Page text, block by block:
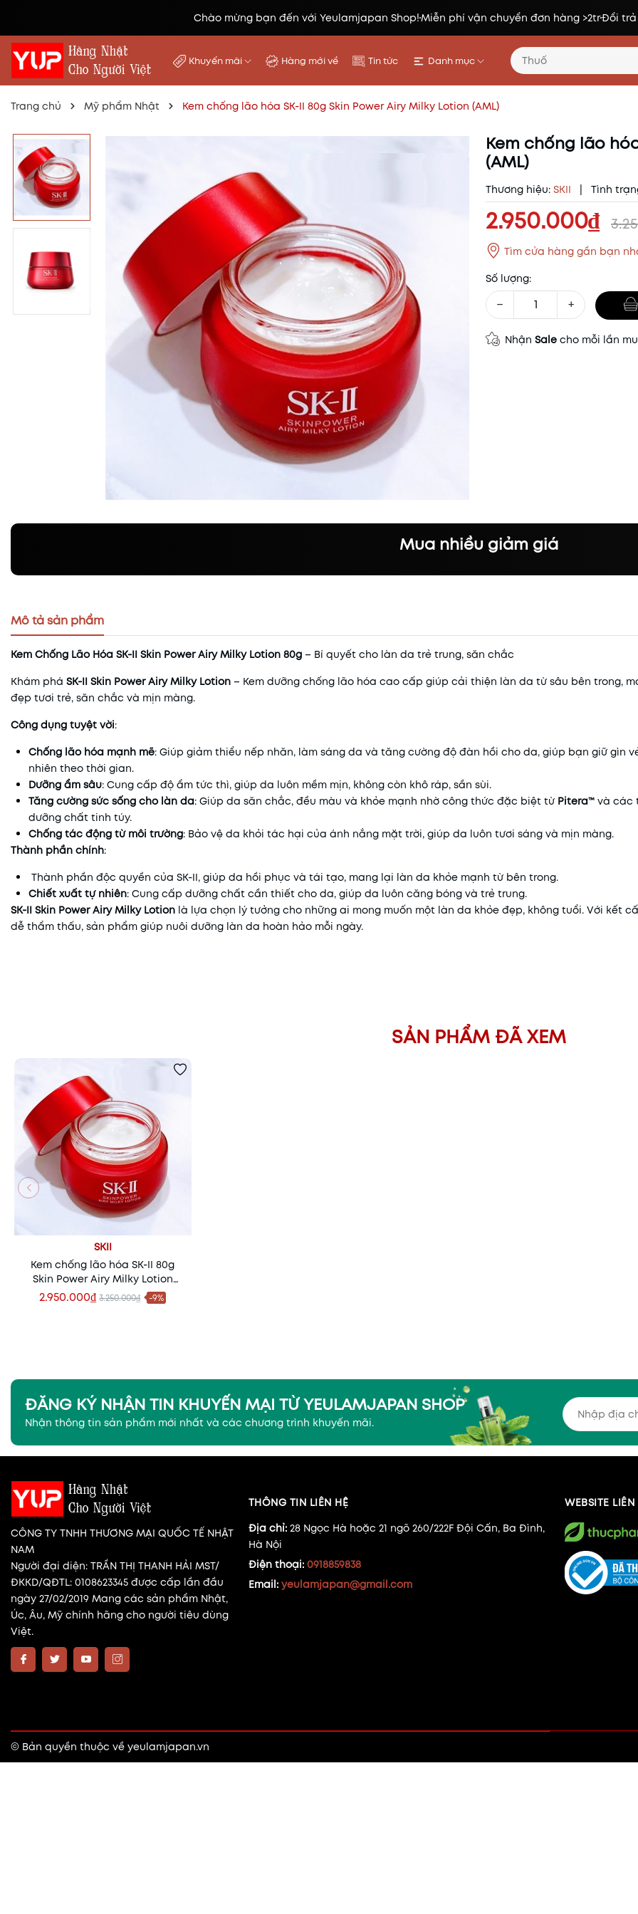
Chào mừng bạn đến với Yeulamjapan Shop!Miễn phí vận chuyển đơn hàng >2trĐổi trả
Khuyến mãi Hàng mới về Tin tức Danh mục
Trang chủ Mỹ phẩm Nhật Kem chống lão hóa SK-II 80g Skin Power Airy Milky Lotion (AML)
Kem chống lão
(AML)
Thương hiệu: SKII Tình
2.950.000₫
Tìm cửa hàng gần bạn
Số lượng:
− +
Nhận Sale cho mỗi lần
Mua nhiều giảm giá
Mã khuyến mãi:
Mô tả sản phẩm
Kem Chống Lão Hóa SK-II Skin Power Airy Milky Lotion 80g – Bí quyết cho làn da trẻ trung, săn chắc
Khám phá SK-II Skin Power Airy Milky Lotion – Kem dưỡng chống lão hóa cao cấp giúp cải thiện làn da từ sâu bên trong,
đẹp tươi trẻ, săn chắc và mịn màng.
Công dụng tuyệt vời:
Chống lão hóa mạnh mẽ: Giúp giảm thiểu nếp nhăn, làm sáng da và tăng cường độ đàn hồi cho da, giúp bạn giữ gìn
nhiên theo thời gian.
Dưỡng ẩm sâu: Cung cấp độ ẩm tức thì, giúp da luôn mềm mịn, không còn khô ráp, sần sùi.
Tăng cường sức sống cho làn da: Giúp da săn chắc, đều màu và khỏe mạnh nhờ công thức đặc biệt từ Pitera™ và các
dưỡng chất tinh túy.
Chống tác động từ môi trường: Bảo vệ da khỏi tác hại của ánh nắng mặt trời, giúp da luôn tươi sáng và mịn màng.
Thành phần chính:
Thành phần độc quyền của SK-II, giúp da hồi phục và tái tạo, mang lại làn da khỏe mạnh từ bên trong.
Chiết xuất tự nhiên: Cung cấp dưỡng chất cần thiết cho da, giúp da luôn căng bóng và trẻ trung.
SK-II Skin Power Airy Milky Lotion là lựa chọn lý tưởng cho những ai mong muốn một làn da khỏe đẹp, không tuổi. Với kết
dễ thẩm thấu, sản phẩm giúp nuôi dưỡng làn da hoàn hảo mỗi ngày.
SẢN PHẨM ĐÃ XEM
SKII
Kem chống lão hóa SK-II 80g
Skin Power Airy Milky Lotion
(AML)
2.950.000₫ 3.250.000₫ -9%
ĐĂNG KÝ NHẬN TIN KHUYẾN MẠI TỪ YEULAMJAPAN SHOP
Nhận thông tin sản phẩm mới nhất và các chương trình khuyến mãi.
CÔNG TY TNHH THƯƠNG MẠI QUỐC TẾ NHẬT
NAM
Người đại diện: TRẦN THỊ THANH HẢI MST/
ĐKKD/QĐTL: 0108623345 được cấp lần đầu
ngày 27/02/2019 Mang các sản phẩm Nhật,
Úc, Âu, Mỹ chính hãng cho người tiêu dùng
Việt.
THÔNG TIN LIÊN HỆ
Địa chỉ: 28 Ngọc Hà hoặc 21 ngõ 260/222F Đội Cấn, Ba Đình,
Hà Nội
Điện thoại: 0918859838
Email: yeulamjapan@gmail.com
WEBSITE
© Bản quyền thuộc về yeulamjapan.vn